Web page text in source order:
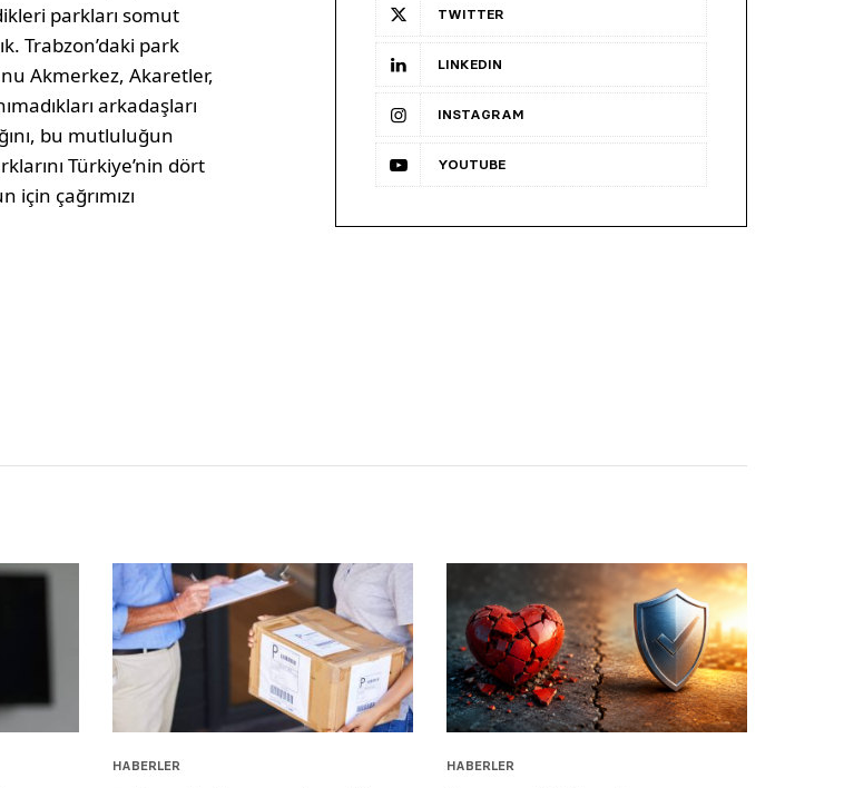
parkları somut
Trabzon’daki park
Akmerkez, Akaretler,
arkadaşları
bu mutluluğun
Türkiye’nin dört
çağrımızı
TWITTER
LINKEDIN
INSTAGRAM
YOUTUBE
HABERLER HABERLER